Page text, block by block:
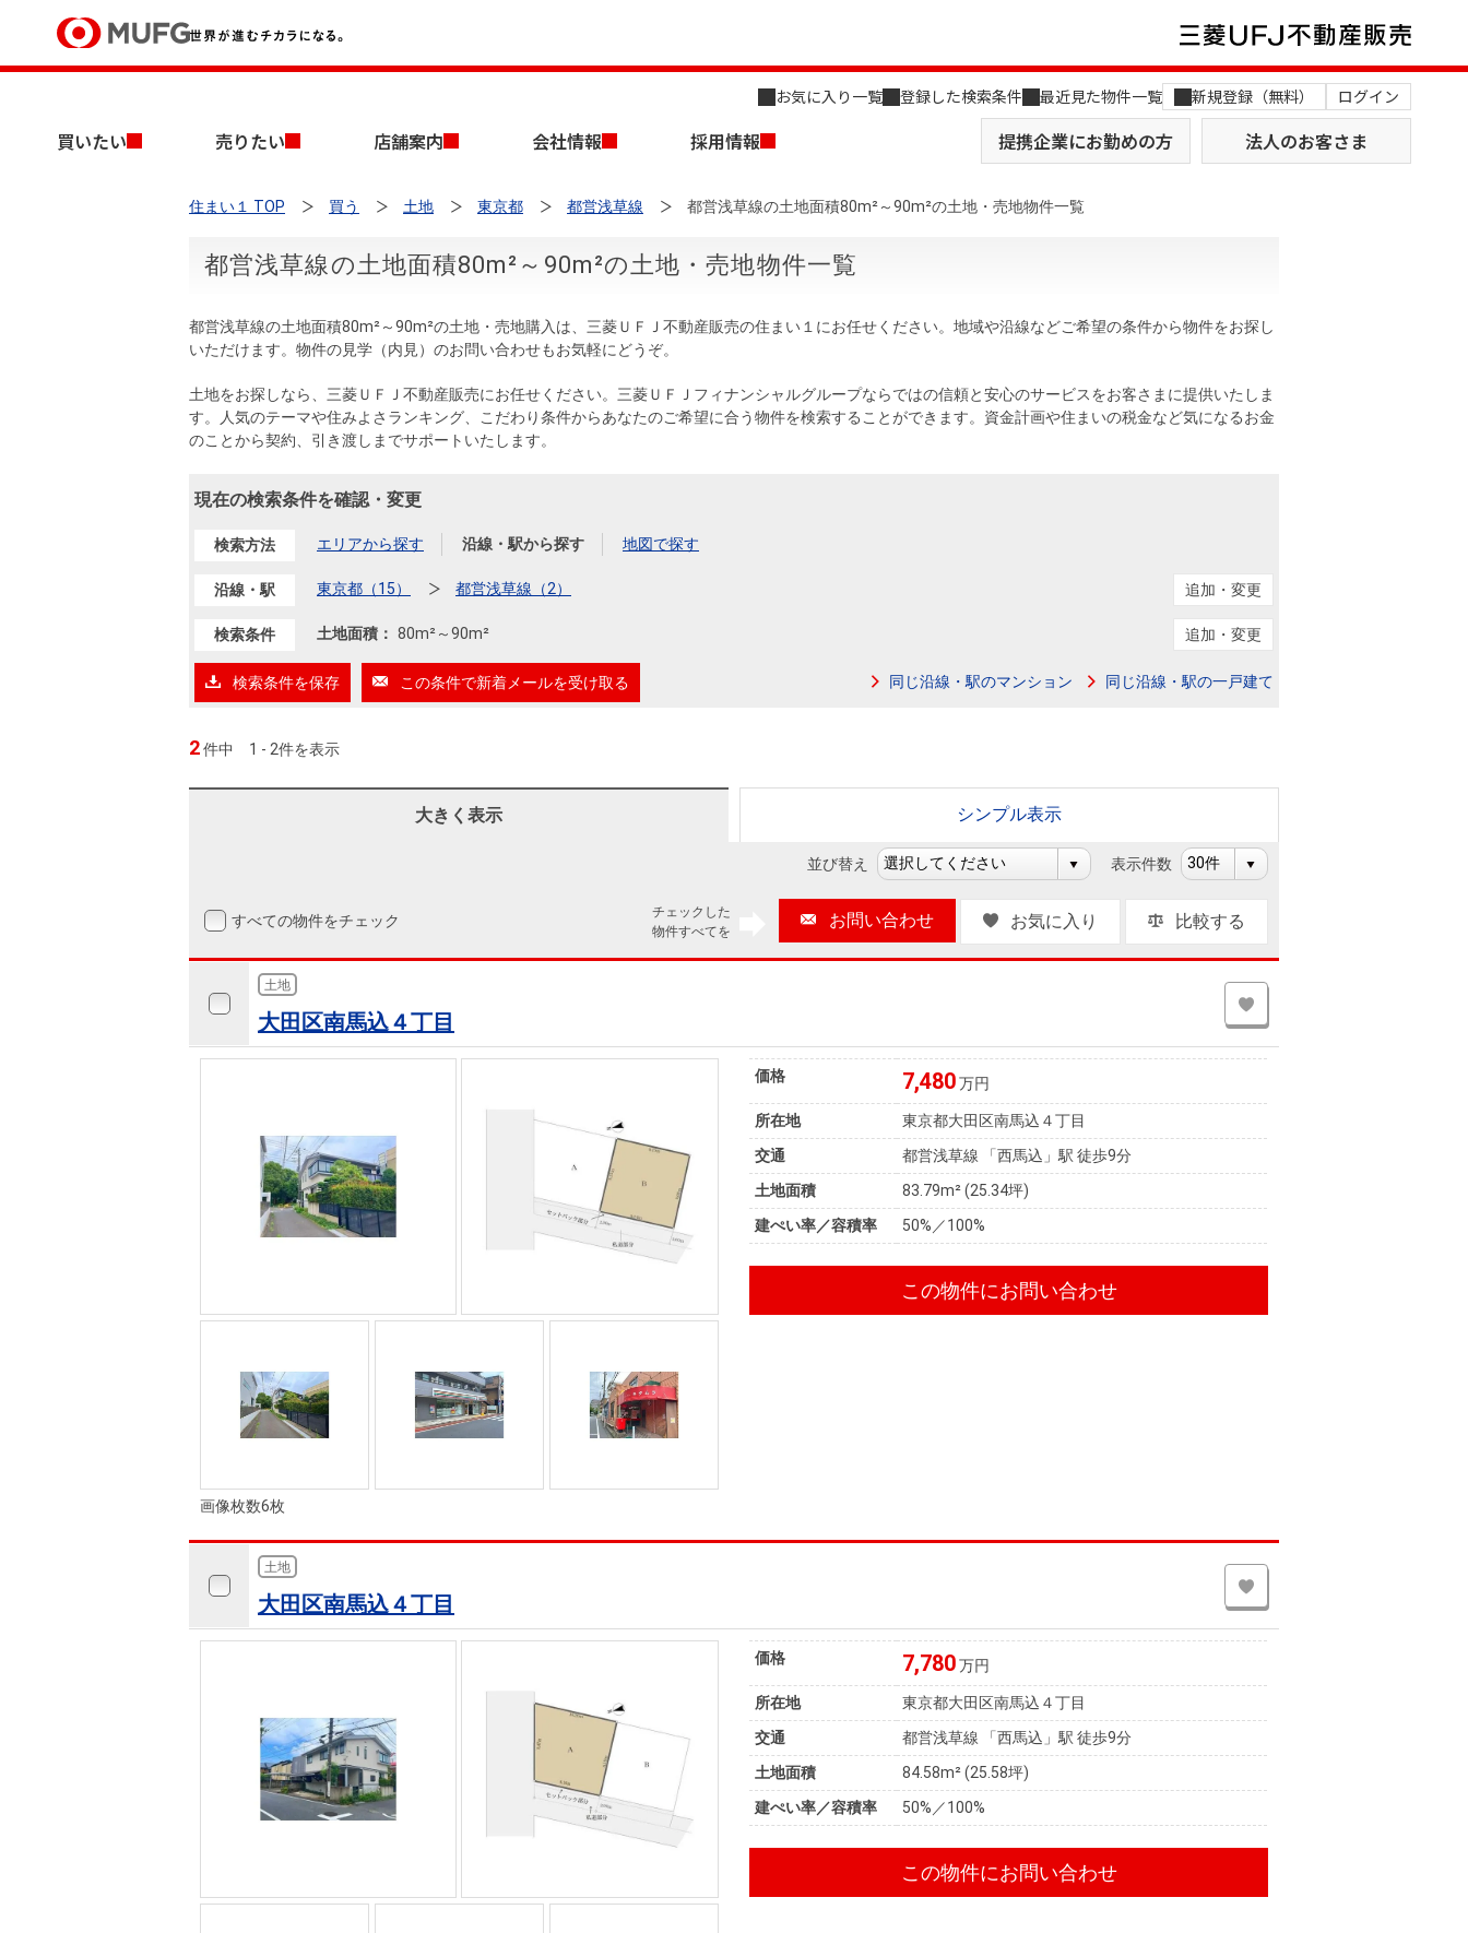
お気に入り一覧 登録した検索条件 最近見た物件一覧 新規登録（無料） ログイン
買いたい 売りたい 店舗案内 会社情報 採用情報 提携企業にお勤めの方 法人のお客さま
買いたいTOP
中古マンションを探す 新築・中古一戸建てを探す 土地を探す
購入向けサービス 住宅ローンシミュレーション 住まい1プラス（お役立ちコラム）
住まいと暮らしの税金の本（電子ブック）
売りたいTOP
無料査定 売却相談 AI不動産査定
売却向けサービス 周辺相場検索 住まい1プラス（お役立ちコラム）
住まいと暮らしの税金の本（電子ブック）
店舗案内TOP
店舗のご案内（首都圏） 店舗のご案内（名古屋）
会社情報TOP
会社概要
組織図 役員一覧
会社案内（電子ブック版）
採用情報TOP
キャリア採用情報
売りたい
住まい１ TOP 買う 土地 東京都 都営浅草線 都営浅草線の土地面積80m²～90m²の土地・売地物件一覧
都営浅草線の土地面積80m²～90m²の土地・売地物件一覧
都営浅草線の土地面積80m²～90m²の土地・売地購入は、三菱ＵＦＪ不動産販売の住まい１にお任せください。地域や沿線などご希望の条件から物件をお探し
いただけます。物件の見学（内見）のお問い合わせもお気軽にどうぞ。
土地をお探しなら、三菱ＵＦＪ不動産販売にお任せください。三菱ＵＦＪフィナンシャルグループならではの信頼と安心のサービスをお客さまに提供いたしま
す。人気のテーマや住みよさランキング、こだわり条件からあなたのご希望に合う物件を検索することができます。資金計画や住まいの税金など気になるお金
のことから契約、引き渡しまでサポートいたします。
現在の検索条件を確認・変更
検索方法 エリアから探す 沿線・駅から探す 地図で探す
沿線・駅 東京都（15） 都営浅草線（2） 追加・変更
検索条件 土地面積： 80m²～90m² 追加・変更
検索条件を保存 この条件で新着メールを受け取る 同じ沿線・駅のマンション 同じ沿線・駅の一戸建て
2件中 1 - 2件を表示
大きく表示 シンプル表示
並び替え 表示件数
すべての物件をチェック
チェックした
物件すべてを
お問い合わせ お気に入り 比較する
土地
大田区南馬込４丁目
画像枚数6枚
価格 7,480万円
所在地
東京都大田区南馬込４丁目
交通
都営浅草線 「西馬込」駅 徒歩9分
土地面積
83.79m² (25.34坪)
建ぺい率／容積率
50%／100%
この物件にお問い合わせ
土地
大田区南馬込４丁目
価格 7,780万円
所在地
東京都大田区南馬込４丁目
交通
都営浅草線 「西馬込」駅 徒歩9分
土地面積
84.58m² (25.58坪)
建ぺい率／容積率
50%／100%
この物件にお問い合わせ